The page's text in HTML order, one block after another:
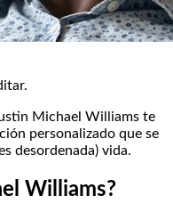
Michael Williams te
personalizado que se
desordenada) vida.
Williams?